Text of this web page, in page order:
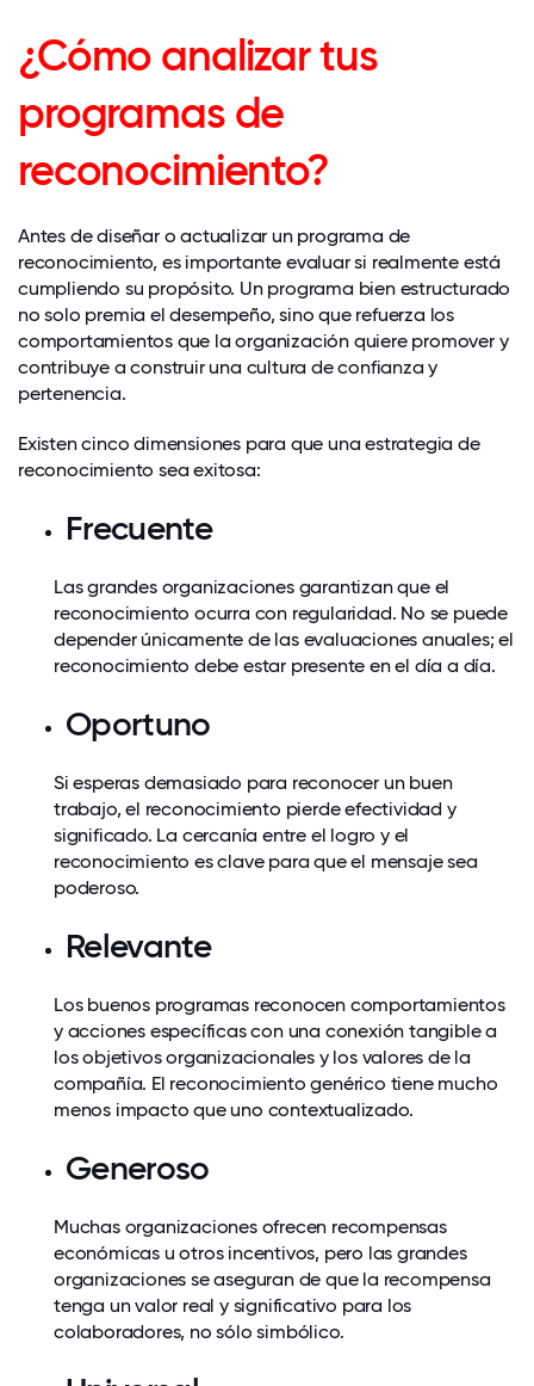
¿Cómo analizar tus
programas de
reconocimiento?
Antes de diseñar o actualizar un programa de
reconocimiento, es importante evaluar si realmente está
cumpliendo su propósito. Un programa bien estructurado
no solo premia el desempeño, sino que refuerza los
comportamientos que la organización quiere promover y
contribuye a construir una cultura de confianza y
pertenencia.
Existen cinco dimensiones para que una estrategia de
reconocimiento sea exitosa:
Frecuente
Las grandes organizaciones garantizan que el
reconocimiento ocurra con regularidad. No se puede
depender únicamente de las evaluaciones anuales; el
reconocimiento debe estar presente en el día a día.
Oportuno
Si esperas demasiado para reconocer un buen
trabajo, el reconocimiento pierde efectividad y
significado. La cercanía entre el logro y el
reconocimiento es clave para que el mensaje sea
poderoso.
Relevante
Los buenos programas reconocen comportamientos
y acciones específicas con una conexión tangible a
los objetivos organizacionales y los valores de la
compañía. El reconocimiento genérico tiene mucho
menos impacto que uno contextualizado.
Generoso
Muchas organizaciones ofrecen recompensas
económicas u otros incentivos, pero las grandes
organizaciones se aseguran de que la recompensa
tenga un valor real y significativo para los
colaboradores, no sólo simbólico.